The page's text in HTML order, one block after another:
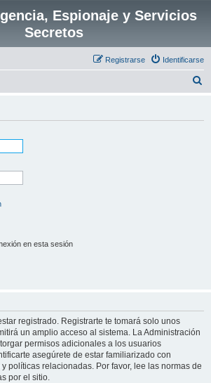
Espionaje y Servicios
Secretos
Identificarse
Registrarse
en esta sesión
registrado. Registrarte te tomará solo unos
un amplio acceso al sistema. La Administración
permisos adicionales a los usuarios
asegúrete de estar familiarizado con
políticas relacionadas. Por favor, lee las normas de
por el sitio.